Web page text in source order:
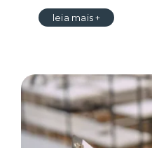
leia mais +